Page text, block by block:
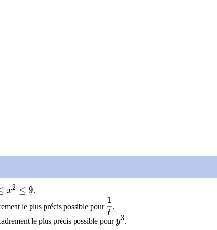
x^2\leq 9
x2 ≤ 9.
le plus précis possible pour \dfrac{1}{t}
t
1
.
le plus précis possible poury^3
y3.